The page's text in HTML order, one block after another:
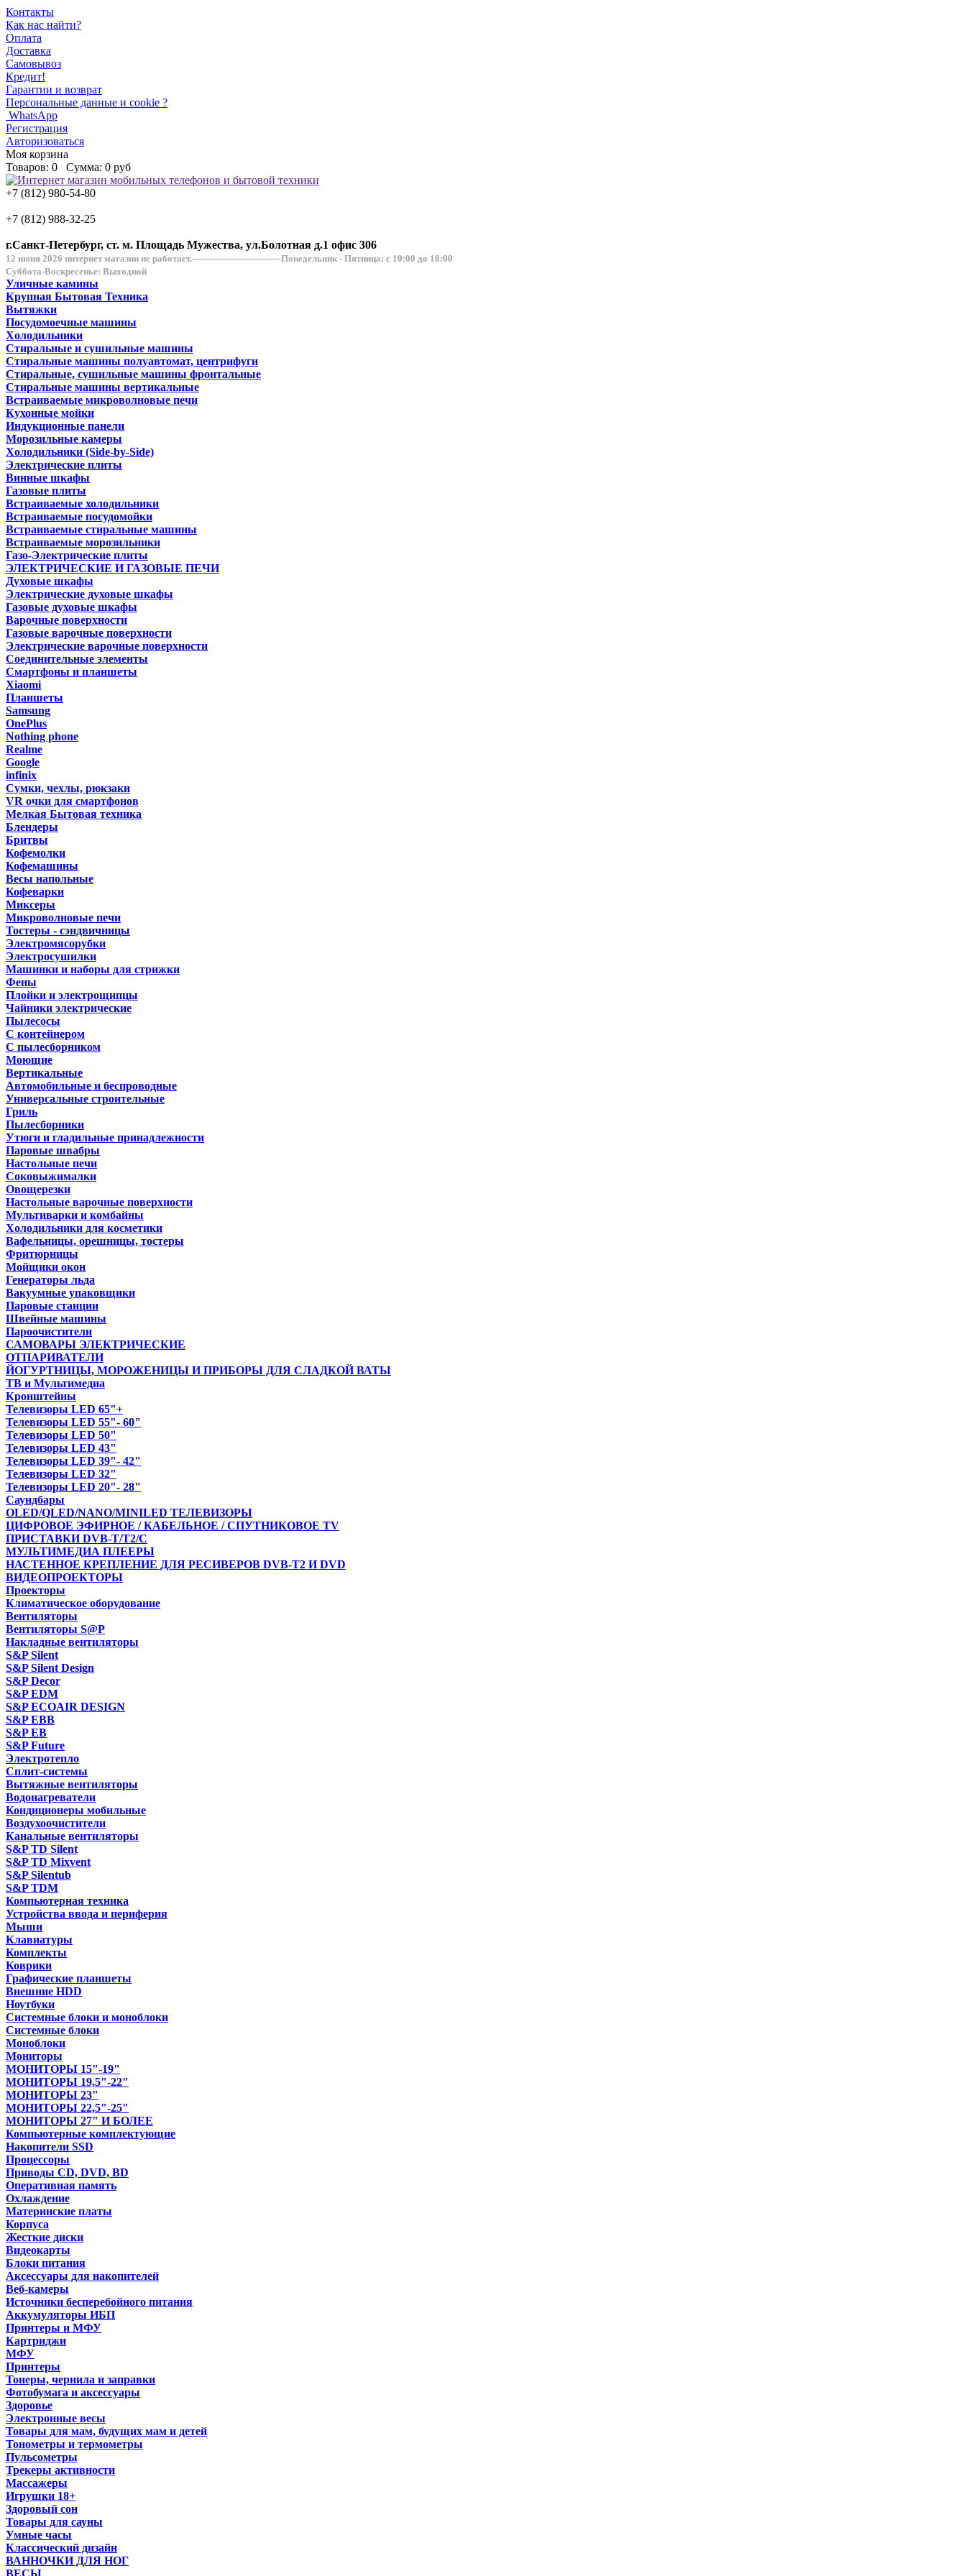
Контакты
Как нас найти?
Оплата
Доставка
Самовывоз
Кредит!
Гарантии и возврат
Персональные данные и cookie ?
WhatsApp
Регистрация
Авторизоваться
Моя корзина
Товаров: 0 Сумма: 0 руб
+7 (812) 980-54-80
+7 (812) 988-32-25
г.Санкт-Петербург, ст. м. Площадь Мужества, ул.Болотная д.1 офис 306
12 июня 2026 интернет магазин не работает.-------------------------------Понедельник - Пятница: с 10:00 до 18:00
Суббота-Воскресенье: Выходной
Уличные камины
Крупная Бытовая Техника
Вытяжки
Посудомоечные машины
Холодильники
Стиральные и сушильные машины
Стиральные машины полуавтомат, центрифуги
Стиральные, сушильные машины фронтальные
Стиральные машины вертикальные
Встраиваемые микроволновые печи
Кухонные мойки
Индукционные панели
Морозильные камеры
Холодильники (Side-by-Side)
Электрические плиты
Винные шкафы
Газовые плиты
Встраиваемые холодильники
Встраиваемые посудомойки
Встраиваемые стиральные машины
Встраиваемые морозильники
Газо-Электрические плиты
ЭЛЕКТРИЧЕСКИЕ И ГАЗОВЫЕ ПЕЧИ
Духовые шкафы
Электрические духовые шкафы
Газовые духовые шкафы
Варочные поверхности
Газовые варочные поверхности
Электрические варочные поверхности
Соединительные элементы
Смартфоны и планшеты
Xiaomi
Планшеты
Samsung
OnePlus
Nothing phone
Realme
Google
infinix
Сумки, чехлы, рюкзаки
VR очки для смартфонов
Мелкая Бытовая техника
Блендеры
Бритвы
Кофемолки
Кофемашины
Весы напольные
Кофеварки
Миксеры
Микроволновые печи
Тостеры - сэндвичницы
Электромясорубки
Электросушилки
Машинки и наборы для стрижки
Фены
Плойки и электрощипцы
Чайники электрические
Пылесосы
С контейнером
С пылесборником
Моющие
Вертикальные
Автомобильные и беспроводные
Универсальные строительные
Гриль
Пылесборники
Утюги и гладильные принадлежности
Паровые швабры
Настольные печи
Соковыжималки
Овощерезки
Настольные варочные поверхности
Мультиварки и комбайны
Холодильники для косметики
Вафельницы, орешницы, тостеры
Фритюрницы
Мойщики окон
Генераторы льда
Вакуумные упаковщики
Паровые станции
Швейные машины
Пароочистители
САМОВАРЫ ЭЛЕКТРИЧЕСКИЕ
ОТПАРИВАТЕЛИ
ЙОГУРТНИЦЫ, МОРОЖЕНИЦЫ И ПРИБОРЫ ДЛЯ СЛАДКОЙ ВАТЫ
ТВ и Мультимедиа
Кронштейны
Телевизоры LED 65"+
Телевизоры LED 55"- 60"
Телевизоры LED 50"
Телевизоры LED 43"
Телевизоры LED 39"- 42"
Телевизоры LED 32"
Телевизоры LED 20"- 28"
Саундбары
OLED/QLED/NANO/MINILED ТЕЛЕВИЗОРЫ
ЦИФРОВОЕ ЭФИРНОЕ / КАБЕЛЬНОЕ / СПУТНИКОВОЕ TV
ПРИСТАВКИ DVB-T/T2/С
МУЛЬТИМЕДИА ПЛЕЕРЫ
НАСТЕННОЕ КРЕПЛЕНИЕ ДЛЯ РЕСИВЕРОВ DVB-T2 И DVD
ВИДЕОПРОЕКТОРЫ
Проекторы
Климатическое оборудование
Вентиляторы
Вентиляторы S@P
Накладные вентиляторы
S&P Silent
S&P Silent Design
S&P Decor
S&P EDM
S&P ECOAIR DESIGN
S&P EBB
S&P EB
S&P Future
Электротепло
Сплит-системы
Вытяжные вентиляторы
Водонагреватели
Кондиционеры мобильные
Воздухоочистители
Канальные вентиляторы
S&P TD Silent
S&P TD Mixvent
S&P Silentub
S&P TDM
Компьютерная техника
Устройства ввода и периферия
Мыши
Клавиатуры
Комплекты
Коврики
Графические планшеты
Внешние HDD
Ноутбуки
Системные блоки и моноблоки
Системные блоки
Моноблоки
Мониторы
МОНИТОРЫ 15"-19"
МОНИТОРЫ 19,5"-22"
МОНИТОРЫ 23"
МОНИТОРЫ 22,5"-25"
МОНИТОРЫ 27" И БОЛЕЕ
Компьютерные комплектующие
Накопители SSD
Процессоры
Приводы CD, DVD, BD
Оперативная память
Охлаждение
Материнские платы
Корпуса
Жесткие диски
Видеокарты
Блоки питания
Аксессуары для накопителей
Веб-камеры
Источники бесперебойного питания
Аккумуляторы ИБП
Принтеры и МФУ
Картриджи
МФУ
Принтеры
Тонеры, чернила и заправки
Фотобумага и аксессуары
Здоровье
Электронные весы
Товары для мам, будущих мам и детей
Тонометры и термометры
Пульсометры
Трекеры активности
Массажеры
Игрушки 18+
Здоровый сон
Товары для сауны
Умные часы
Классический дизайн
ВАННОЧКИ ДЛЯ НОГ
ВЕСЫ